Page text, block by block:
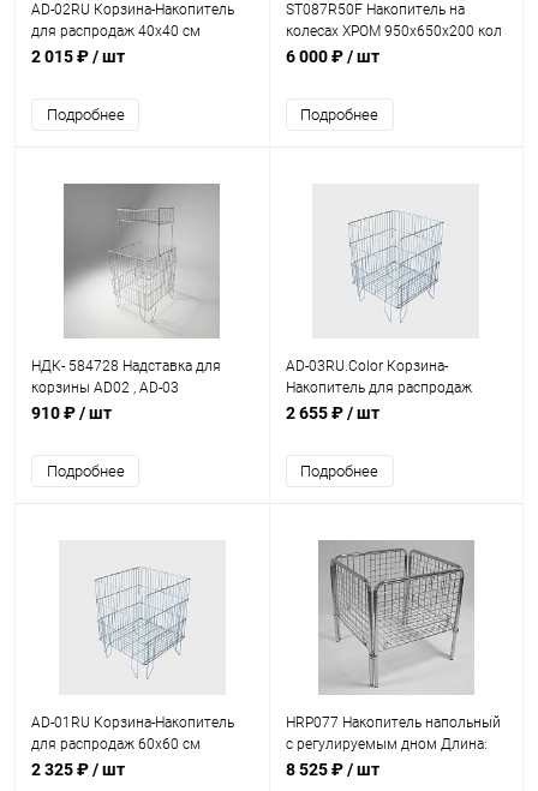
AD-02RU Корзина-Накопитель
для распродаж 40x40 см
глубина 60 см, оцинкованная
2 015 ₽/ шт
Подробнее
ST087R50F Накопитель на
колесах ХРОМ 950х650х200 кол
d=50 мм
6 000 ₽/ шт
Подробнее
HДК- 584728 Надставка для
корзины AD02 , AD-03
910 ₽/ шт
Подробнее
AD-03RU.Color Корзина-
Накопитель для распродаж
80x60 см глубина 60 см
2 655 ₽/ шт
Подробнее
AD-01RU Корзина-Накопитель
для распродаж 60x60 см
глубина 60 см, оцинкованная
2 325 ₽/ шт
HRP077 Накопитель напольный
с регулируемым дном Длина:
700 мм Ширина: 700 мм
8 525 ₽/ шт